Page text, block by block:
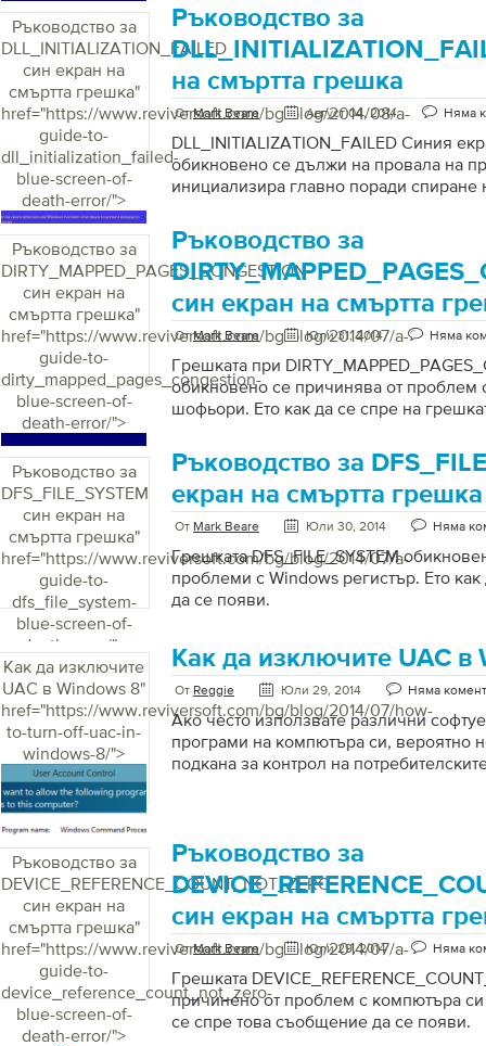
Ръководство за
DLL_INITIALIZATION_FAILED
син екран на
смъртта грешка"
href="https://www.reviversoft.com/bg/blog/2014/08/a-
guide-to-
dll_initialization_failed-
blue-screen-of-
death-error/">
Ръководство за
на смъртта грешка
ОтMark Beare Август 04, 2014 Няма
DLL_INITIALIZATION_FAILED Синия
обикновено се дължи на провала на
инициализира главно поради спиране
достъп (RAS) може също да причини
Първоначално използването на DLL
отчитане на грешки. Приложението
неизправности в софтуера и ще ги
това. Грешката се проявява като се
съобщение, че инициализацията е
необичайно процеса, когато
в контролния панел. Бутонът […]
Ръководство за
DIRTY_MAPPED_PAGES_CONGESTION
син екран на
смъртта грешка"
href="https://www.reviversoft.com/bg/blog/2014/07/a-
guide-to-
dirty_mapped_pages_congestion-
blue-screen-of-
death-error/">
Ръководство за
син екран на смъртта
ОтMark Beare Юли 31, 2014 Няма
Грешката при
обикновено се причинява от проблем
шофьори. Ето как да се спре на
Ръководство за
DFS_FILE_SYSTEM
син екран на
смъртта грешка"
href="https://www.reviversoft.com/bg/blog/2014/07/a-
guide-to-
dfs_file_system-
blue-screen-of-
death-error/">
Ръководство за
екран на смъртта грешка
От Mark Beare Юли 30, 2014 Няма
Грешката DFS_FILE_SYSTEM
проблеми с Windows регистър. Ето
да се появи.
Как да изключите
UAC в Windows 8"
href="https://www.reviversoft.com/bg/blog/2014/07/how-
to-turn-off-uac-in-
windows-8/">
Как да изключите UAC в
От Reggie Юли 29, 2014 Няма
Ако често използвате различни
програми на компютъра си, вероятно
подкана за контрол на
акаунт (UAC), за да ви уведоми, преди
направи промени в компютъра ви.
изискват разрешение на ниво
добре да оставите UAC да ви
или програми се опитват да направят
Ръководство за
DEVICE_REFERENCE_COUNT_NOT_ZERO
син екран на
смъртта грешка"
href="https://www.reviversoft.com/bg/blog/2014/07/a-
guide-to-
device_reference_count_not_zero-
blue-screen-of-
death-error/">
Ръководство за
син екран на смъртта
ОтMark Beare Юли 29, 2014 Няма
Грешката
причинено от проблем с компютъра
се спре това съобщение да се появи.